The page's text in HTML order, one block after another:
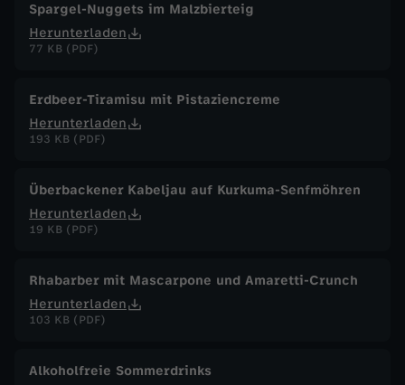
Spargel-Nuggets im Malzbierteig
Herunterladen
77 KB (PDF)
Erdbeer-Tiramisu mit Pistaziencreme
Herunterladen
193 KB (PDF)
Überbackener Kabeljau auf Kurkuma-Senfmöhren
Herunterladen
19 KB (PDF)
Rhabarber mit Mascarpone und Amaretti-Crunch
Herunterladen
103 KB (PDF)
Alkoholfreie Sommerdrinks